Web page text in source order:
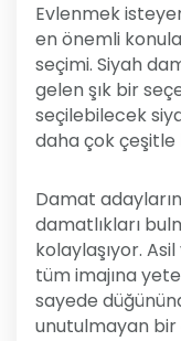
Evlenmek
en önemli
seçimi. Siyah
gelen şık bir
seçilebilecek
daha çok çeşitle
Damat
damatlıkları
kolaylaşıyor.
tüm imajına
sayede
unutulmayan bir